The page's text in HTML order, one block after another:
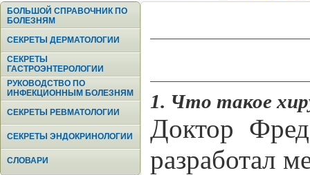
БОЛЬШОЙ СПРАВОЧНИК ПО
БОЛЕЗНЯМ
СЕКРЕТЫ ДЕРМАТОЛОГИИ
СЕКРЕТЫ
ГАСТРОЭНТЕРОЛОГИИ
РУКОВОДСТВО ПО
ИНФЕКЦИОННЫМ БОЛЕЗНЯМ
СЕКРЕТЫ РЕВМАТОЛОГИИ
СЕКРЕТЫ ЭНДОКРИНОЛОГИИ
СЛОВАРИ
1. Что такое
Доктор
разработал